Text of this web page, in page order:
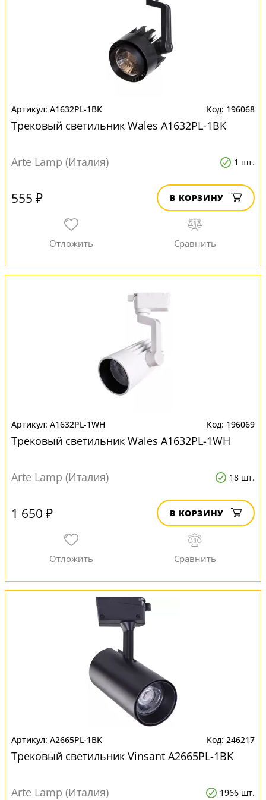
A1632PL-1BK 196068
Трековый светильник Wales A1632PL-1BK
Arte Lamp (Италия) 1 шт.
555 ₽ В КОРЗИНУ
A1632PL-1WH 196069
Трековый светильник Wales A1632PL-1WH
Arte Lamp (Италия) 18 шт.
1 650 ₽ В КОРЗИНУ
A2665PL-1BK 246217
Трековый светильник Vinsant A2665PL-1BK
Arte Lamp (Италия) 1966 шт.